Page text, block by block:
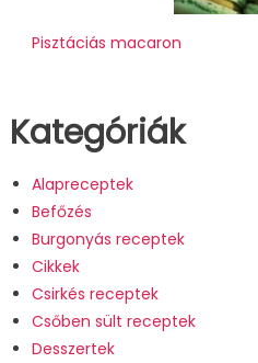
Pisztáciás macaron
Kategóriák
Alapreceptek
Befőzés
Burgonyás receptek
Cikkek
Csirkés receptek
Csőben sült receptek
Desszertek